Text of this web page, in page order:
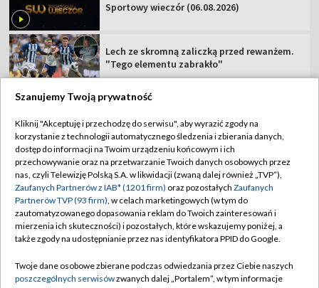
Sportowy wieczór (06.08.2026)
Lech ze skromną zaliczką przed rewanżem.
"Tego elementu zabrakło"
TVP
Abonament TVP
Sklep TVP
Biuro Reklamy
Oferta Handlowa
Emisja w TVP
Regulamin TVP
Polityka prywatności
Moje zgody
Biuro reklamy
Szanujemy Twoją prywatność
Kliknij "Akceptuję i przechodzę do serwisu", aby wyrazić zgody na
korzystanie z technologii automatycznego śledzenia i zbierania danych,
dostęp do informacji na Twoim urządzeniu końcowym i ich
przechowywanie oraz na przetwarzanie Twoich danych osobowych przez
nas, czyli Telewizję Polską S.A. w likwidacji (zwaną dalej również „TVP”),
Zaufanych Partnerów z IAB* (1201 firm) oraz pozostałych Zaufanych
Partnerów TVP (93 firm), w celach marketingowych (w tym do
zautomatyzowanego dopasowania reklam do Twoich zainteresowań i
mierzenia ich skuteczności) i pozostałych, które wskazujemy poniżej, a
także zgody na udostępnianie przez nas identyfikatora PPID do Google.
Twoje dane osobowe zbierane podczas odwiedzania przez Ciebie naszych
poszczególnych serwisówzwanych dalej „Portalem”, w tym informacje